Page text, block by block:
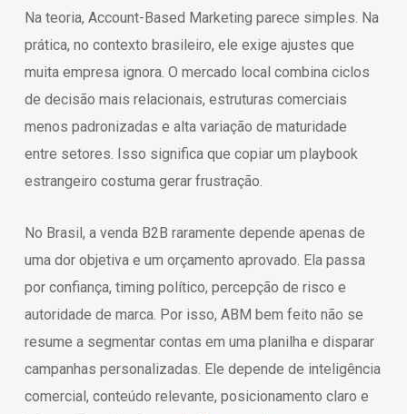
Na teoria, Account-Based Marketing parece simples. Na
prática, no contexto brasileiro, ele exige ajustes que
muita empresa ignora. O mercado local combina ciclos
de decisão mais relacionais, estruturas comerciais
menos padronizadas e alta variação de maturidade
entre setores. Isso significa que copiar um playbook
estrangeiro costuma gerar frustração.
No Brasil, a venda B2B raramente depende apenas de
uma dor objetiva e um orçamento aprovado. Ela passa
por confiança, timing político, percepção de risco e
autoridade de marca. Por isso, ABM bem feito não se
resume a segmentar contas em uma planilha e disparar
campanhas personalizadas. Ele depende de inteligência
comercial, conteúdo relevante, posicionamento claro e